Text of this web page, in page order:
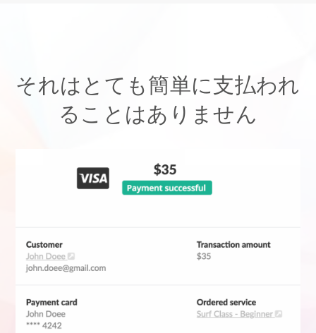
それはとても簡単に支払われ
ることはありません